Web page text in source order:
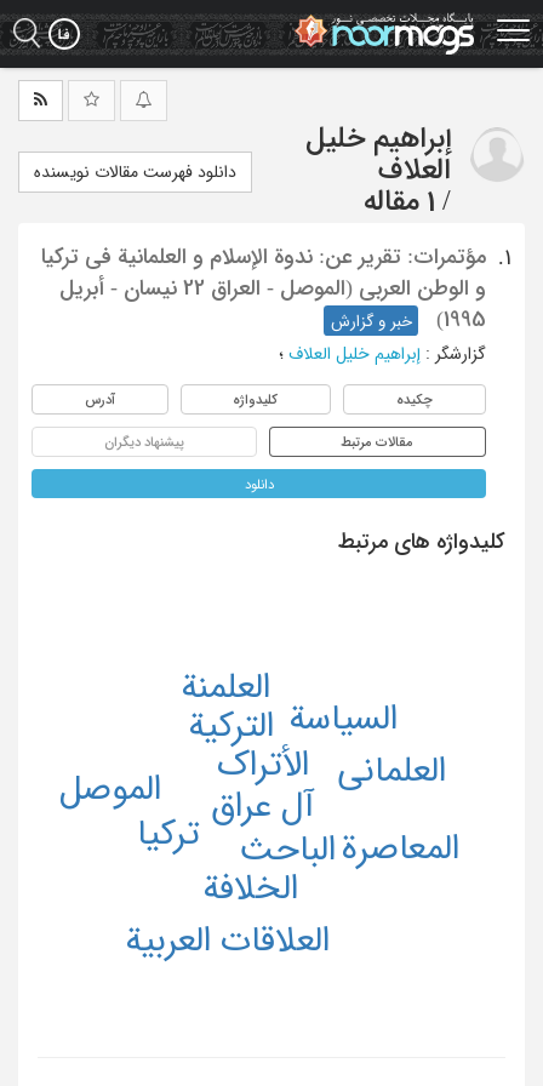
Skip
to
main
إبراهیم خلیل
العلاف
/ 1 مقاله
دانلود فهرست مقالات نویسنده
1.
مؤتمرات: تقریر عن: ندوة الإسلام و العلمانیة فی ترکیا
و الوطن العربی (الموصل - العراق 22 نیسان - أبریل
1995)
خبر و گزارش
گزارشگر : إبراهیم خلیل العلاف ؛
چکیده کلیدواژه آدرس
مقالات مرتبط پیشنهاد دیگران
دانلود
کلیدواژه های مرتبط
آل عراق
الأتراک
الباحث
الترکیة
الخلافة
السیاسة
العلاقات العربیة
العلمانی
العلمنة
المعاصرة
الموصل
ترکیا